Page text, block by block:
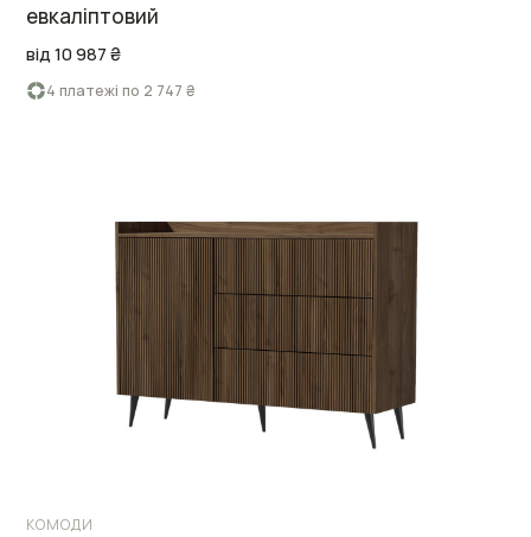
евкаліптовий
від 10 987 ₴
4 платежі по 2 747 ₴
КОМОДИ